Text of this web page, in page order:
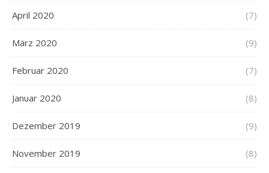
April 2020 (7)
März 2020 (9)
Februar 2020 (7)
Januar 2020 (8)
Dezember 2019 (9)
November 2019 (8)